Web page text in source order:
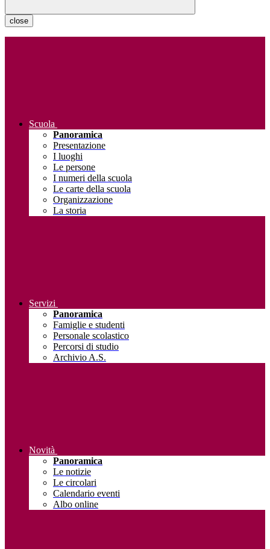
close
Scuola
Panoramica
Presentazione
I luoghi
Le persone
I numeri della scuola
Le carte della scuola
Organizzazione
La storia
Servizi
Panoramica
Famiglie e studenti
Personale scolastico
Percorsi di studio
Archivio A.S.
Novità
Panoramica
Le notizie
Le circolari
Calendario eventi
Albo online